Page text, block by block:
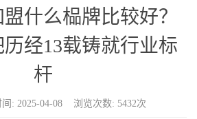
什么榀牌比较好？
经13载铸就行业标
杆
: 2025-04-08 浏览次数: 5432次